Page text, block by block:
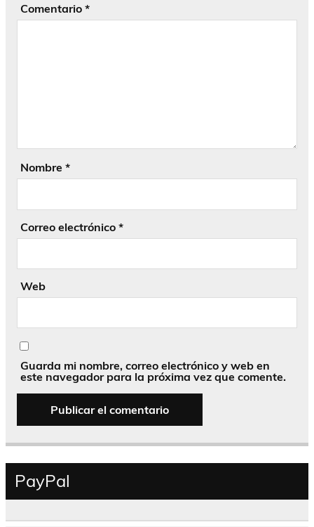
Comentario *
Nombre *
Correo electrónico *
Web
Guarda mi nombre, correo electrónico y web en
este navegador para la próxima vez que comente.
PayPal